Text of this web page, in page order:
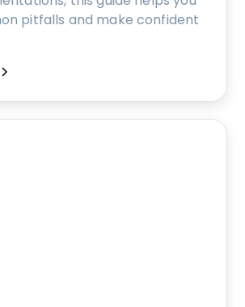
pitfalls and make confident